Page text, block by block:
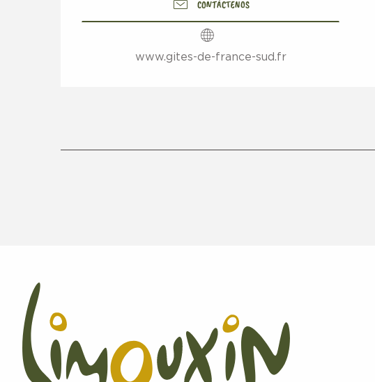
CONTÁCTENOS
www.gites-de-france-sud.fr